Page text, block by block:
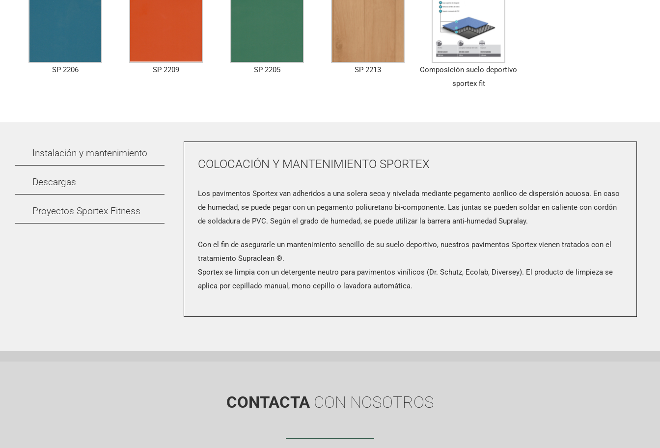
SP 2206 SP 2209 SP 2205 SP 2213
Composición suelo deportivo
sportex fit
Instalación y mantenimiento
Descargas
Proyectos Sportex Fitness
COLOCACIÓN Y MANTENIMIENTO SPORTEX
Los pavimentos Sportex van adheridos a una solera seca y nivelada mediante pegamento acrílico de dispersión acuosa. En caso
de humedad, se puede pegar con un pegamento poliuretano bi-componente. Las juntas se pueden soldar en caliente con cordón
de soldadura de PVC. Según el grado de humedad, se puede utilizar la barrera anti-humedad Supralay.
Con el fin de asegurarle un mantenimiento sencillo de su suelo deportivo, nuestros pavimentos Sportex vienen tratados con el
tratamiento Supraclean ®.
Sportex se limpia con un detergente neutro para pavimentos vinílicos (Dr. Schutz, Ecolab, Diversey). El producto de limpieza se
aplica por cepillado manual, mono cepillo o lavadora automática.
CONTACTA CON NOSOTROS